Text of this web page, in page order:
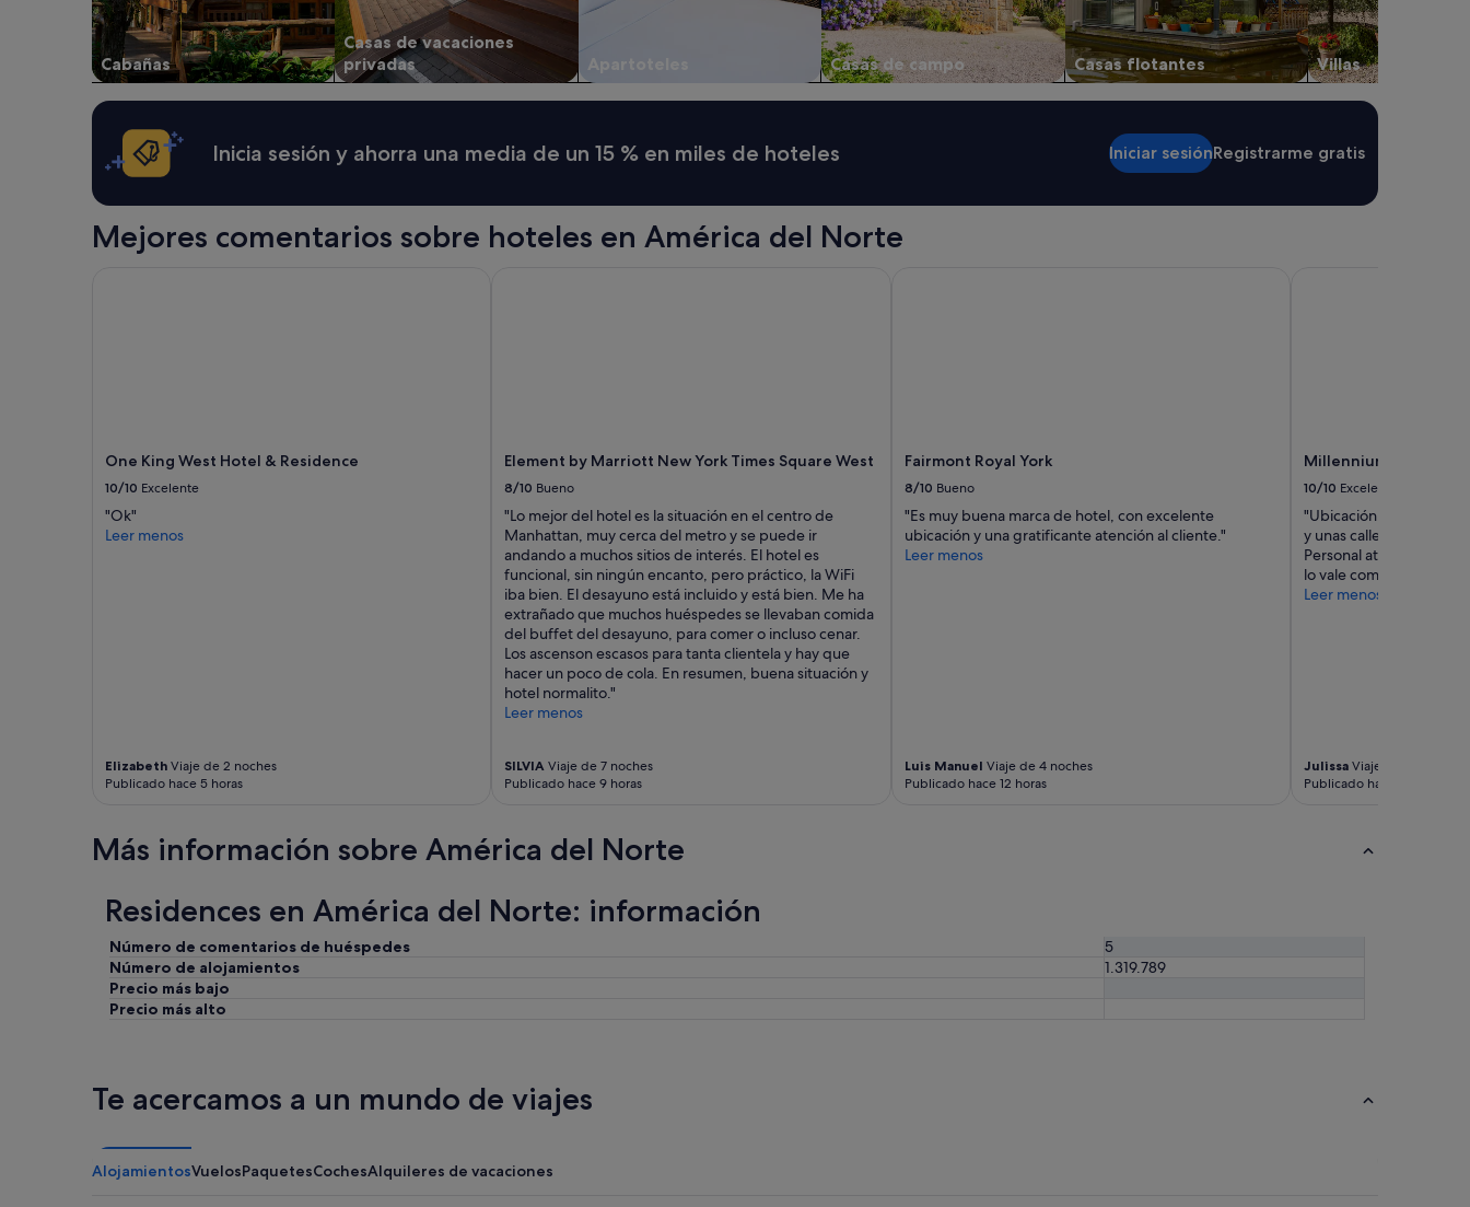
Cabañas
Casas de vacaciones
privadas
Apartoteles Casas de campo Casas flotantes Villas
Inicia sesión y ahorra una media de un 15 % en miles de hoteles Iniciar sesiónRegistrarme gratis
Mejores comentarios sobre hoteles en América del Norte
One King West Hotel & Residence
10/10 Excelente
"Ok"
Leer menos
Elizabeth Viaje de 2 noches
Publicado hace 5 horas
Element by Marriott New York Times Square West
8/10 Bueno
"Lo mejor del hotel es la situación en el centro de
Manhattan, muy cerca del metro y se puede ir
andando a muchos sitios de interés. El hotel es
funcional, sin ningún encanto, pero práctico, la WiFi
iba bien. El desayuno está incluido y está bien. Me ha
extrañado que muchos huéspedes se llevaban comida
del buffet del desayuno, para comer o incluso cenar.
Los ascenson escasos para tanta clientela y hay que
hacer un poco de cola. En resumen, buena situación y
hotel normalito."
Leer menos
SILVIA Viaje de 7 noches
Publicado hace 9 horas
Fairmont Royal York
8/10 Bueno
"Es muy buena marca de hotel, con excelente
ubicación y una gratificante atención al cliente."
Leer menos
Luis Manuel Viaje de 4 noches
Publicado hace 12 horas
Millennium Hotel
10/10 Excelente
"Ubicación excelente
y unas calles de la
Personal atento,
lo vale completamente."
Leer menos
JulissaViaje de 4 noches
Publicado hace 13 horas
Más información sobre América del Norte
Residences en América del Norte: información
Número de comentarios de huéspedes
5
Número de alojamientos
1.319.789
Precio más bajo
Precio más alto
Te acercamos a un mundo de viajes
AlojamientosVuelosPaquetesCochesAlquileres de vacaciones